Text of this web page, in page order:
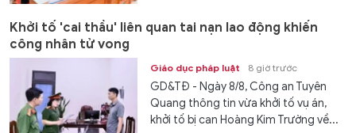
Khởi tố 'cai thầu' liên quan tai nạn lao động khiến
công nhân tử vong
Giáo dục pháp luật 8 giờ trước
GD&TĐ - Ngày 8/8, Công an Tuyên
Quang thông tin vừa khởi tố vụ án,
khởi tố bị can Hoàng Kim Trường về...